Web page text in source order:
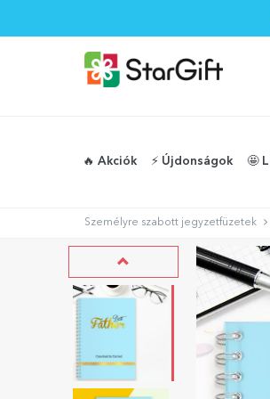
🔥 Akciók ⚡️ Újdonságok 🤩
Személyre szabott jegyzetfüzetek